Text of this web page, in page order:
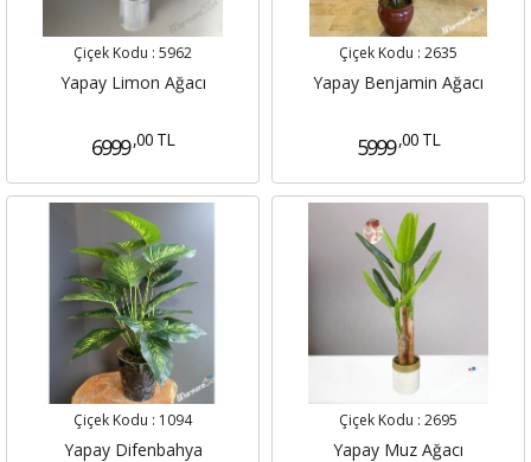
Çiçek Kodu : 5962
Yapay Limon Ağacı
6999 ,00 TL
Çiçek Kodu : 2635
Yapay Benjamin Ağacı
5999 ,00 TL
Çiçek Kodu : 1094
Yapay Difenbahya
Çiçek Kodu : 2695
Yapay Muz Ağacı